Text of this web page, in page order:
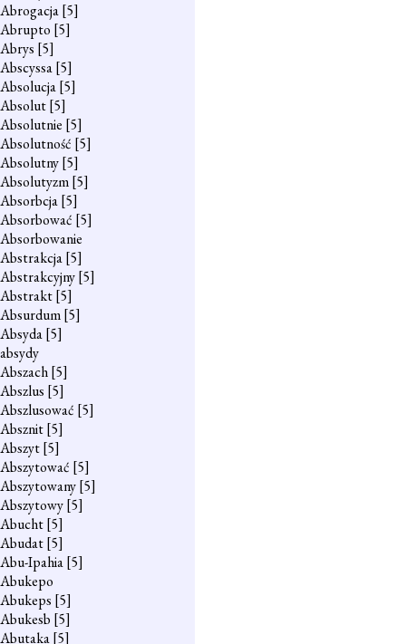
Abrogacja[5]
Abrupto [5]
Abrys [5]
Abscyssa[5]
Absolucja[5]
Absolut[5]
Absolutnie [5]
Absolutność [5]
Absolutny[5]
Absolutyzm[5]
Absorbcja[5]
Absorbować [5]
Absorbowanie
Abstrakcja[5]
Abstrakcyjny[5]
Abstrakt[5]
Absurdum[5]
Absyda[5]
absydy
Abszach[5]
Abszlus [5]
Abszlusować [5]
Absznit[5]
Abszyt[5]
Abszytować [5]
Abszytowany[5]
Abszytowy[5]
Abucht[5]
Abudat[5]
Abu-Ipahia[5]
Abukepo
Abukeps [5]
Abukesb [5]
Abutaka[5]